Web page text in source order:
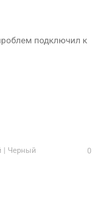
подключил к
| Черный 0